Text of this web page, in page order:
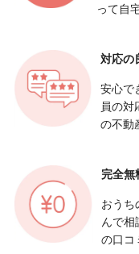
って自
対応の
安心で
員の対
の不動
完全無
おうち
んで
の口コ